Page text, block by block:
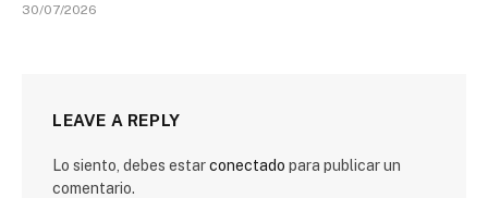
30/07/2026
LEAVE A REPLY
Lo siento, debes estarconectado para publicar un
comentario.